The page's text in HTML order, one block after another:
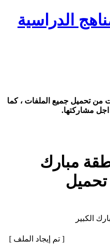
الدراسية
من تحميل جميع الملفات ، كما
مشاركتها.
مبارك
تحميل
الكبير
[ تم إيجاد الملف ]